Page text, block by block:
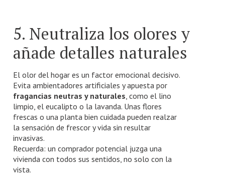
5. Neutraliza los olores y
añade detalles naturales
El olor del hogar es un factor emocional decisivo.
Evita ambientadores artificiales y apuesta por
fragancias neutras y naturales , como el lino
limpio, el eucalipto o la lavanda. Unas flores
frescas o una planta bien cuidada pueden realzar
la sensación de frescor y vida sin resultar
invasivas.
Recuerda: un comprador potencial juzga una
vivienda con todos sus sentidos, no solo con la
vista.